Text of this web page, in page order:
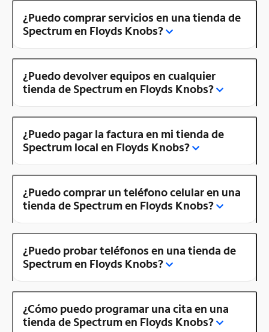
¿Puedo comprar servicios en una tienda de
Spectrum en Floyds Knobs?
¿Puedo devolver equipos en cualquier
tienda de Spectrum en Floyds Knobs?
¿Puedo pagar la factura en mi tienda de
Spectrum local en Floyds Knobs?
¿Puedo comprar un teléfono celular en una
tienda de Spectrum en Floyds Knobs?
¿Puedo probar teléfonos en una tienda de
Spectrum en Floyds Knobs?
¿Cómo puedo programar una cita en una
tienda de Spectrum en Floyds Knobs?